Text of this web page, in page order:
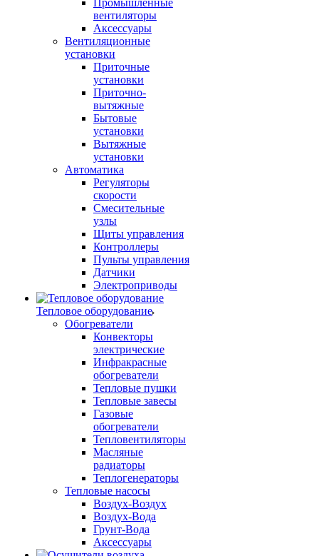
Промышленные
вентиляторы
Аксессуары
Вентиляционные
установки
Приточные
установки
Приточно-
вытяжные
Бытовые
установки
Вытяжные
установки
Автоматика
Регуляторы
скорости
Смесительные
узлы
Щиты управления
Контроллеры
Пульты управления
Датчики
Электроприводы
Тепловое оборудование
Обогреватели
Конвекторы
электрические
Инфракрасные
обогреватели
Тепловые пушки
Тепловые завесы
Газовые
обогреватели
Тепловентиляторы
Масляные
радиаторы
Теплогенераторы
Тепловые насосы
Воздух-Воздух
Воздух-Вода
Грунт-Вода
Аксессуары